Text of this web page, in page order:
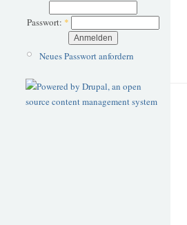
Passwort: *
Neues Passwort anfordern